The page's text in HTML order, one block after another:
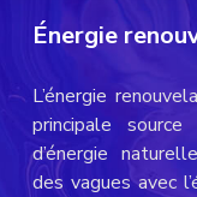
Énergie
L’énergie
principale
d’énergie
des vagues avec